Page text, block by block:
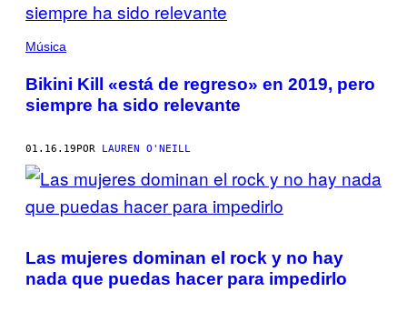
BY
THIS
AUTHOR
Música
Bikini Kill «está de regreso» en 2019, pero
siempre ha sido relevante
01.16.19POR LAUREN O'NEILL
Las mujeres dominan el rock y no hay
nada que puedas hacer para impedirlo